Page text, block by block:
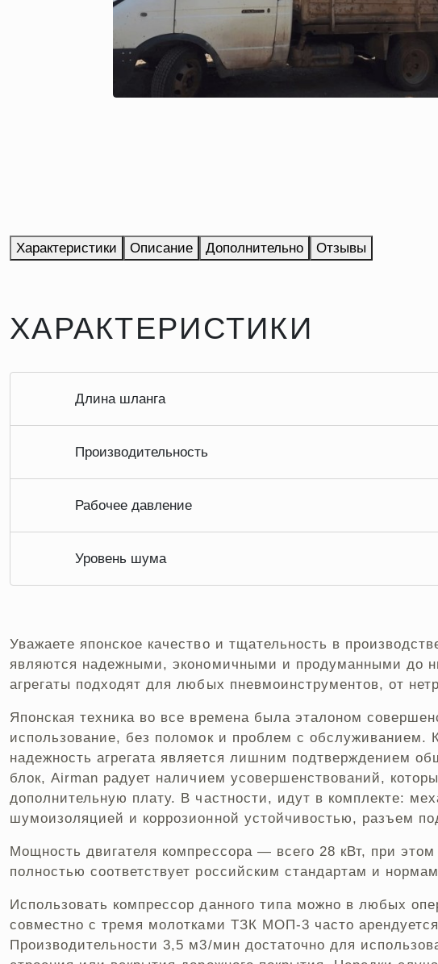
Характеристики Описание Дополнительно Отзывы
ХАРАКТЕРИСТИКИ
Длина шланга
Производительность
Рабочее давление
Уровень шума
Уважаете японское качество и тщательность в
являются надежными, экономичными и продуманными до
агрегаты подходят для любых пневмоинструментов, от
Японская техника во все времена была эталоном
использование, без поломок и проблем с
надежность агрегата является лишним подтверждением
блок, Airman радует наличием усовершенствований,
дополнительную плату. В частности, идут в комплекте:
шумоизоляцией и коррозионной устойчивостью, разъем
Мощность двигателя компрессора — всего 28 кВт, при
полностью соответствует российским стандартам и
Использовать компрессор данного типа можно в любых
совместно с тремя молотками ТЗК МОП-3 часто
Производительности 3,5 м3/мин достаточно для